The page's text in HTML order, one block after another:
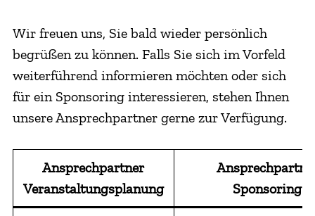
Wir freuen uns, Sie bald wieder persönlich
begrüßen zu können. Falls Sie sich im Vorfeld
weiterführend informieren möchten oder sich
für ein Sponsoring interessieren, stehen Ihnen
unsere Ansprechpartner gerne zur Verfügung.
Ansprechpartner
Veranstaltungsplanung
Sponsoring